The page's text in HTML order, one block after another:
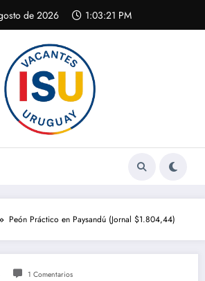
de 2026 1:03:22 PM
Peón Práctico en Paysandú (Jornal $1.804,44)
1 Comentarios